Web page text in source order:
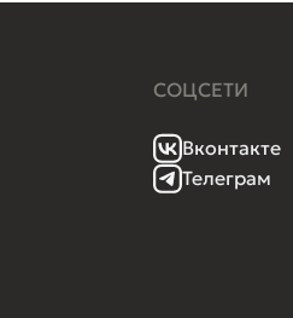
СОЦСЕТИ
Вконтакте
Телеграм